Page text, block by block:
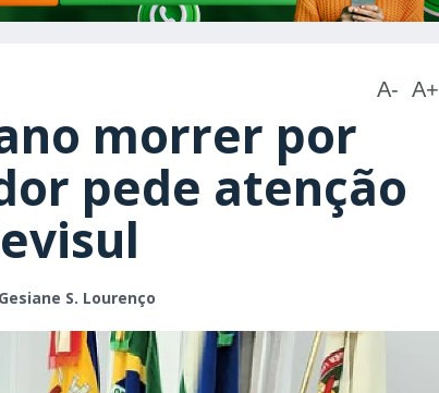
A- A+
morrer por
pede atenção
Gesiane S. Lourenço